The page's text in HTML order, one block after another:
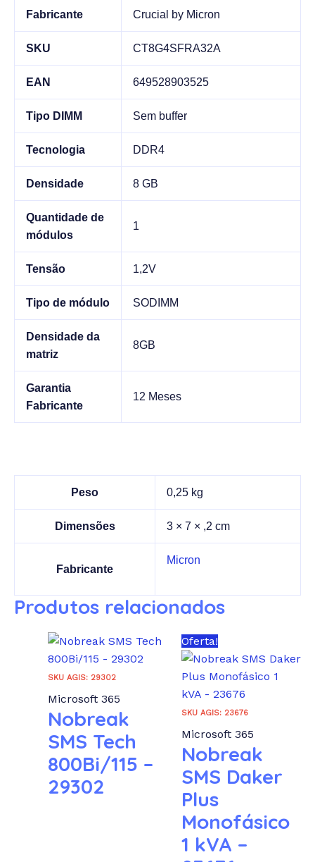
Fabricante Crucial by Micron
SKU CT8G4SFRA32A
EAN 649528903525
Tipo DIMM Sem buffer
Tecnologia DDR4
Densidade 8 GB
Quantidade de
módulos
1
Tensão 1,2V
Tipo de módulo SODIMM
Densidade da
matriz
8GB
Garantia
Fabricante
12 Meses
Peso 0,25 kg
Dimensões 3 × 7 × ,2 cm
Fabricante
Micron
Produtos relacionados
SKU AGIS: 29302
Microsoft 365
Nobreak
SMS Tech
800Bi/115 –
29302
Oferta!
SKU AGIS: 23676
Microsoft 365
Nobreak
SMS Daker
Plus
Monofásico
1 kVA –